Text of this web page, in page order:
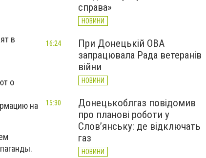
в
о
на
справа»
НОВИНИ
При Донецькій ОВА
запрацювала Рада ветеранів
війни
НОВИНИ
16:24
Донецькоблгаз повідомив
про планові роботи у
Слов’янську: де відключать
газ
НОВИНИ
15:30